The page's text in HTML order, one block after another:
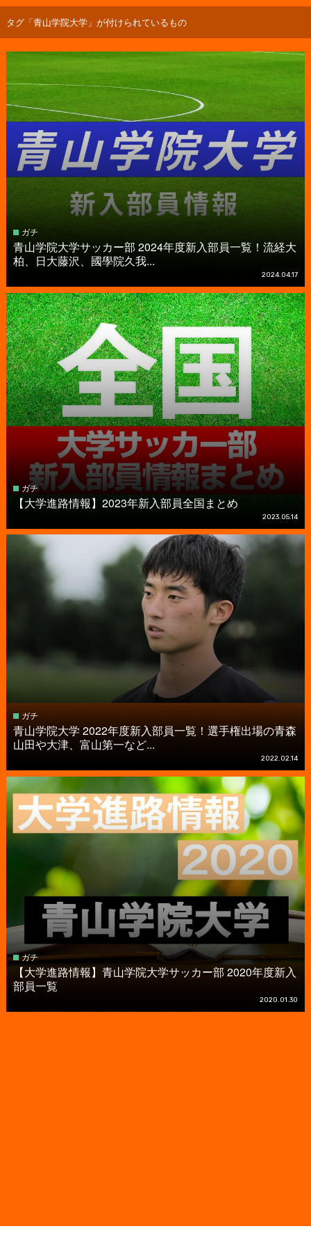
タグ「青山学院大学」が付けられているもの
ガチ
青山学院大学サッカー部 2024年度新入部員一覧！流経大
柏、日大藤沢、國學院久我...
2024.04.17
ガチ
【大学進路情報】2023年新入部員全国まとめ
2023.05.14
ガチ
青山学院大学 2022年度新入部員一覧！選手権出場の青森
山田や大津、富山第一など...
2022.02.14
ガチ
【大学進路情報】青山学院大学サッカー部 2020年度新入
部員一覧
2020.01.30